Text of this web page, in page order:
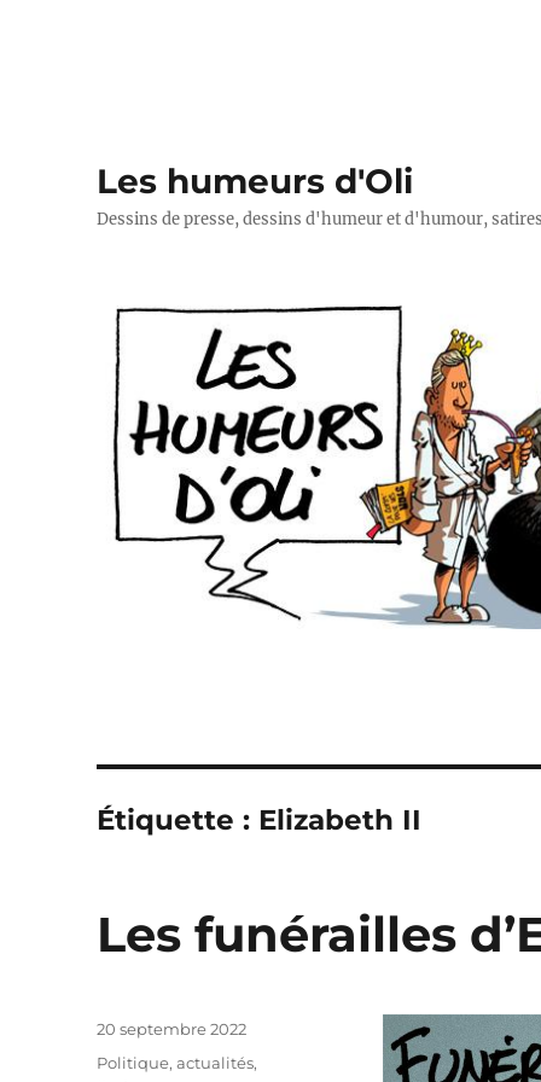
Les humeurs d'Oli
Dessins de presse, dessins d'humeur et d'humour,
Étiquette : Elizabeth II
Les funérailles
Publié
20 septembre 2022
Catégories
Politique, actualités,